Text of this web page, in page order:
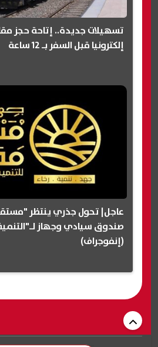
تسهيلات جديدة.. إتاحة حجز
إلكترونيا قبل السفر بـ 12 ساعة
عاجل| تحول جذري ينتظر
صندوق سيادي وجهاز
(إنفوجراف)